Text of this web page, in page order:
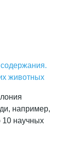
животных
например,
10 научных